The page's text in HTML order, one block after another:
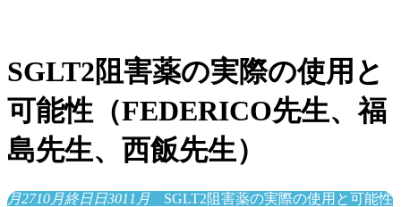
SGLT2阻害薬の実際の使用と
可能性（FEDERICO先生、福
島先生、西飯先生）
月2710月終日日3011月
SGLT2阻害薬の実際の使用と可能性